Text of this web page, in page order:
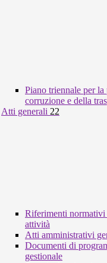
Piano triennale per
corruzione e della
Atti generali 22
Riferimenti normativi
attività
Atti amministrativi
Documenti di
gestionale